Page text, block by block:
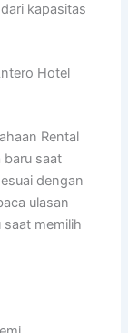
kapasitas
Hotel
Rental
baru saat
dengan
ulasan
memilih